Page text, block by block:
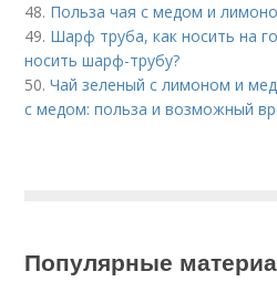
48. Польза чая с медом и
49. Шарф труба, как носить на
носить шарф-трубу?
50.Чай зеленый с лимоном и
с медом: польза и возможный
Популярные